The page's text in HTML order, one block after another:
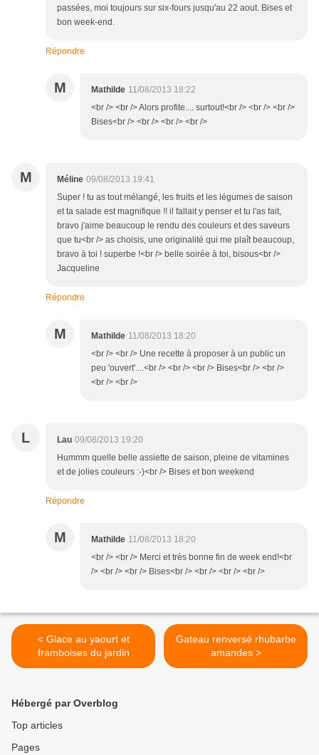
passées, moi toujours sur six-fours jusqu'au 22 aout. Bises et
bon week-end.
Répondre
M Mathilde 11/08/2013 18:22
<br /> <br /> Alors profite.... surtout!<br /> <br /> <br />
Bises<br /> <br /> <br /> <br />
M Méline 09/08/2013 19:41
Super ! tu as tout mélangé, les fruits et les légumes de saison
et ta salade est magnifique !! il fallait y penser et tu l'as fait,
bravo j'aime beaucoup le rendu des couleurs et des saveurs
que tu<br /> as choisis, une originalité qui me plaît beaucoup,
bravo à toi ! superbe !<br /> belle soirée à toi, bisous<br />
Jacqueline
Répondre
M Mathilde 11/08/2013 18:20
<br /> <br /> Une recette à proposer à un public un
peu 'ouvert'....<br /> <br /> <br /> Bises<br /> <br />
<br /> <br />
L Lau 09/08/2013 19:20
Hummm quelle belle assiette de saison, pleine de vitamines
et de jolies couleurs :-)<br /> Bises et bon weekend
Répondre
M Mathilde 11/08/2013 18:20
<br /> <br /> Merci et très bonne fin de week end!<br
/> <br /> <br /> Bises<br /> <br /> <br /> <br />
< Glace au yaourt et
framboises du jardin
Gateau renversé rhubarbe
amandes >
Hébergé par Overblog
Top articles
Pages